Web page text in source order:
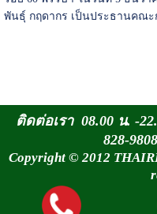
พันธุ์ กฤดากร เป็นประธานคณะ
ติดต่อเรา 08.00 น. -
828-
Copyright © 2012